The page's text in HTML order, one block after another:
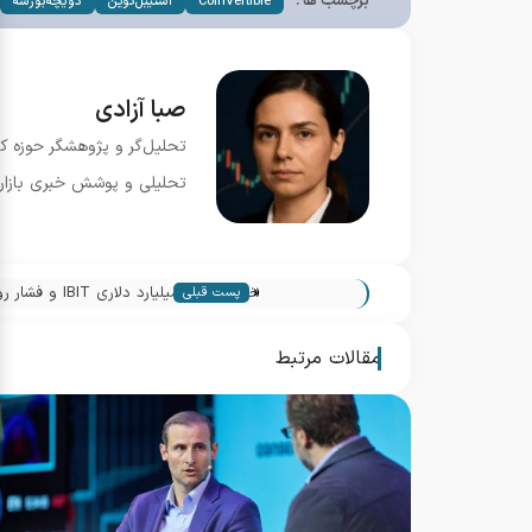
صبا آزادی
تحلیل‌گر و پژوهشگر حوزه
تحلیلی و پوشش خبری
« پست قبلیخروج 1.26 میلیارد دلاری IBIT و فشار روی ETF بیت کوین
مقالات مرتبط